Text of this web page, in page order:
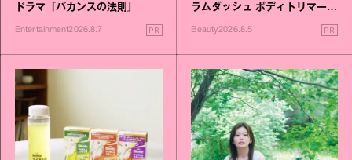
ドラマ『バカンスの法則』
Entertainment2026.8.7 PR
ラムダッシュ ボディトリマーが
Beauty2026.8.5 PR